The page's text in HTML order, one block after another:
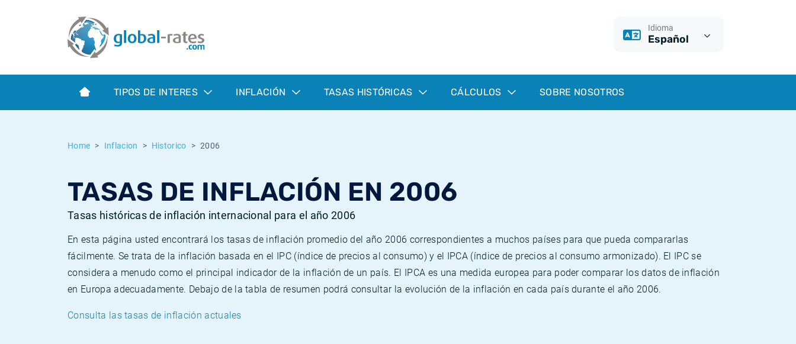
Idioma
Español
TIPOS DE INTERES INFLACIÓN TASAS HISTÓRICAS CÁLCULOS SOBRE NOSOTROS
Home Inflacion Historico 2006
TASAS DE INFLACIÓN EN 2006
Tasas históricas de inflación internacional para el año 2006
En esta página usted encontrará los tasas de inflación promedio del año 2006 correspondientes a muchos países para que pueda compararlas
fácilmente. Se trata de la inflación basada en el IPC (índice de precios al consumo) y el IPCA (índice de precios al consumo armonizado). El IPC se
considera a menudo como el principal indicador de la inflación de un país. El IPCA es una medida europea para poder comparar los datos de inflación
en Europa adecuadamente. Debajo de la tabla de resumen podrá consultar la evolución de la inflación en cada país durante el año 2006.
Consulta las tasas de inflación actuales
Term SOFR
¿Qué es la inflación IPC?
¿Qué es la inflación IPCA?
Inflación Mexicano - IPC
Euribor - histórico
ESTER - histórico
Calculadora de inflación